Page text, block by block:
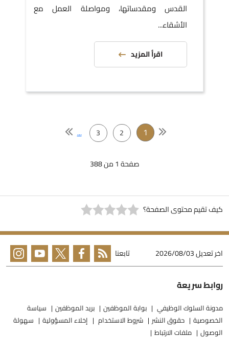
القدس ومقدساتها، ومواصلة العمل مع
الأشقاء...
اقرأ المزيد
1
2
3
صفحة 1 من 388
كيف تقيم محتوى الصفحة؟
اخر تعديل2026/08/03 تابعنا
روابط سريعة
مدونة السلوك الوظيفي بوابة الموظفين بريد الموظفين
سياسة
الخصوصية
حقوق النشر شروط الاستخدام إخلاء المسؤولية
سهولة
الوصول
ملفات الارتباط